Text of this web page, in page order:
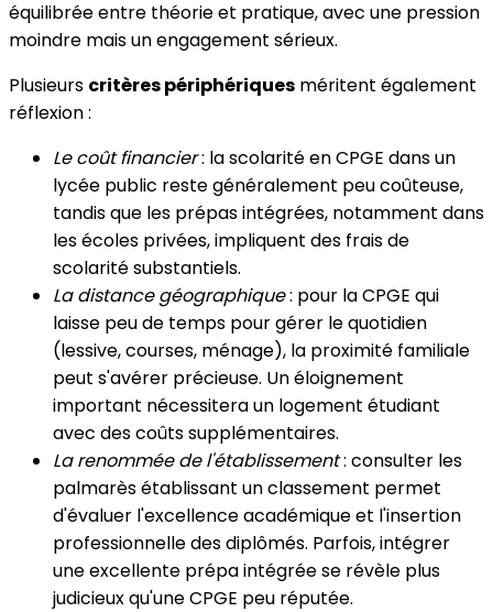
équilibrée entre théorie et pratique, avec une pression
moindre mais un engagement sérieux.
Plusieurs critères périphériques méritent également
réflexion :
Le coût financier: la scolarité en CPGE dans un
lycée public reste généralement peu coûteuse,
tandis que les prépas intégrées, notamment dans
les écoles privées, impliquent des frais de
scolarité substantiels.
La distance géographique: pour la CPGE qui
laisse peu de temps pour gérer le quotidien
(lessive, courses, ménage), la proximité familiale
peut s'avérer précieuse. Un éloignement
important nécessitera un logement étudiant
avec des coûts supplémentaires.
La renommée de l'établissement: consulter les
palmarès établissant un classement permet
d'évaluer l'excellence académique et l'insertion
professionnelle des diplômés. Parfois, intégrer
une excellente prépa intégrée se révèle plus
judicieux qu'une CPGE peu réputée.